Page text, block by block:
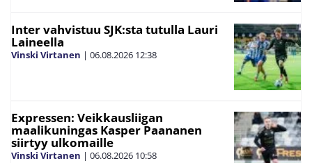
Inter vahvistuu SJK:sta tutulla Lauri
Laineella
Vinski Virtanen | 06.08.2026 12:38
Expressen: Veikkausliigan
maalikuningas Kasper Paananen
siirtyy ulkomaille
Vinski Virtanen | 06.08.2026 10:58